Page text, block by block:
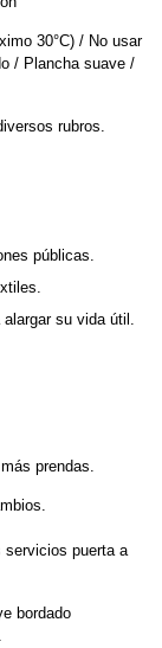
30°C) / No usar
/ Plancha suave /
rubros.
públicas.
su vida útil.
prendas.
servicios puerta a
bordado